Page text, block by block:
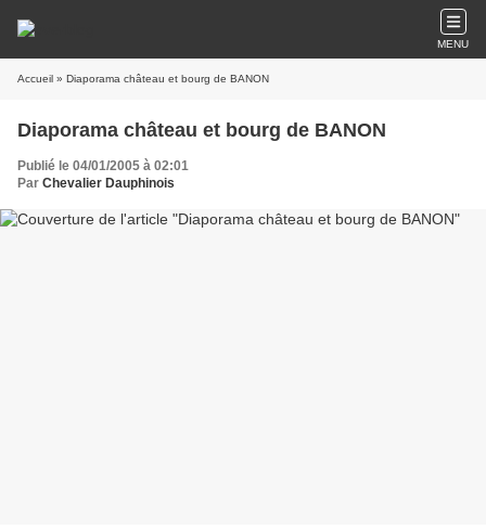
MENU
Accueil » Diaporama château et bourg de BANON
Diaporama château et bourg de BANON
Publié le 04/01/2005 à 02:01
Par Chevalier Dauphinois